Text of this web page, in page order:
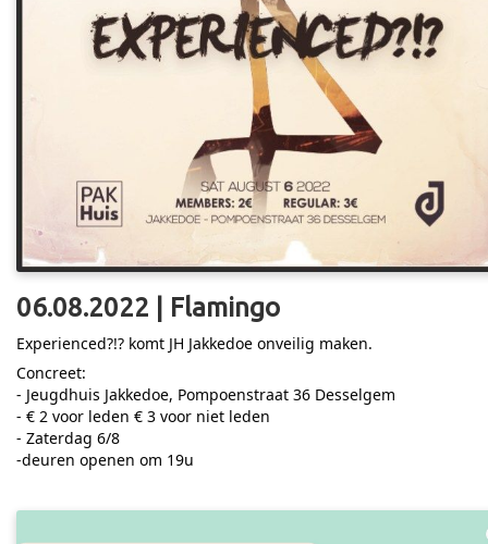
06.08.2022 | Flamingo
Experienced?!? komt JH Jakkedoe onveilig maken.
Concreet:
- Jeugdhuis Jakkedoe, Pompoenstraat 36 Desselgem
- € 2 voor leden € 3 voor niet leden
- Zaterdag 6/8
-deuren openen om 19u